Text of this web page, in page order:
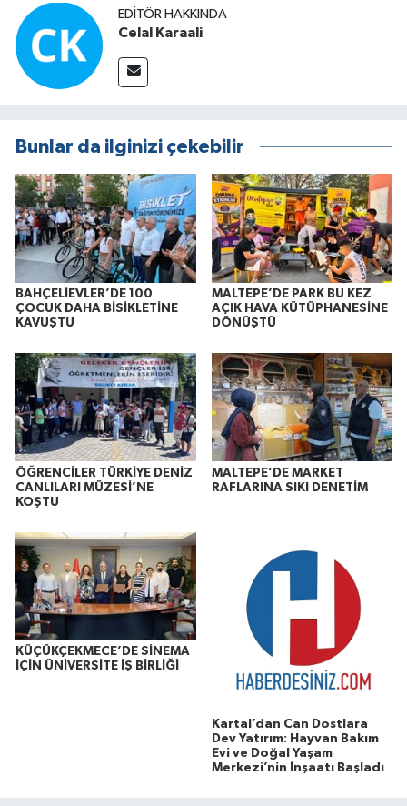
EDITÖR HAKKINDA
Celal Karaali
Bunlar da ilginizi çekebilir
BAHÇELİEVLER’DE 100
ÇOCUK DAHA BİSİKLETİNE
KAVUŞTU
MALTEPE’DE PARK BU KEZ
AÇIK HAVA KÜTÜPHANESİNE
DÖNÜŞTÜ
ÖĞRENCİLER TÜRKİYE DENİZ
CANLILARI MÜZESİ’NE
KOŞTU
MALTEPE’DE MARKET
RAFLARINA SIKI DENETİM
KÜÇÜKÇEKMECE’DE SİNEMA
İÇİN ÜNİVERSİTE İŞ BİRLİĞİ
Kartal’dan Can Dostlara
Dev Yatırım: Hayvan Bakım
Evi ve Doğal Yaşam
Merkezi’nin İnşaatı Başladı